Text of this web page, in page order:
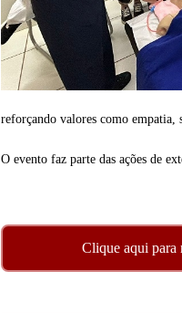
reforçando valores como empatia,
O evento faz parte das ações de
Clique aqui para